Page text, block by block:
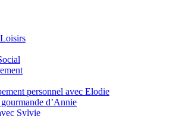
personnel avec Elodie
d’Annie
Sylvie